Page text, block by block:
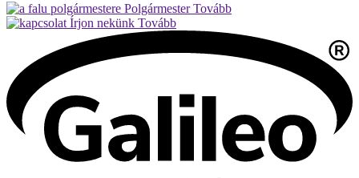
Polgármester Tovább
Írjon nekünk Tovább